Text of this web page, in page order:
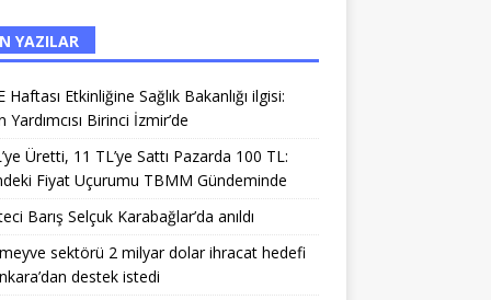
YAZILAR
Haftası Etkinliğine Sağlık Bakanlığı ilgisi:
Yardımcısı Birinci İzmir’de
Üretti, 11 TL’ye Sattı Pazarda 100 TL:
Fiyat Uçurumu TBMM Gündeminde
Barış Selçuk Karabağlar’da anıldı
sektörü 2 milyar dolar ihracat hedefi
destek istedi